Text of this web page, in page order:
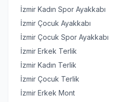
İzmir Kadın Spor Ayakkabı
İzmir Çocuk Ayakkabı
İzmir Çocuk Spor Ayakkabı
İzmir Erkek Terlik
İzmir Kadın Terlik
İzmir Çocuk Terlik
İzmir Erkek Mont